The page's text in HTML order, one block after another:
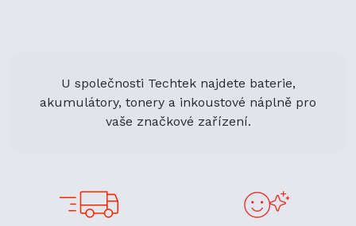
U společnosti Techtek najdete baterie,
akumulátory, tonery a inkoustové náplně pro
vaše značkové zařízení.